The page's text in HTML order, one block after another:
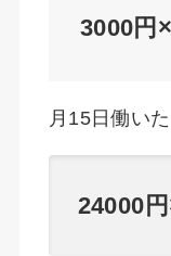
3000円
月15日働い
24000